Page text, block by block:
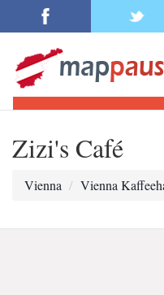
Zizi's Café
Vienna Vienna